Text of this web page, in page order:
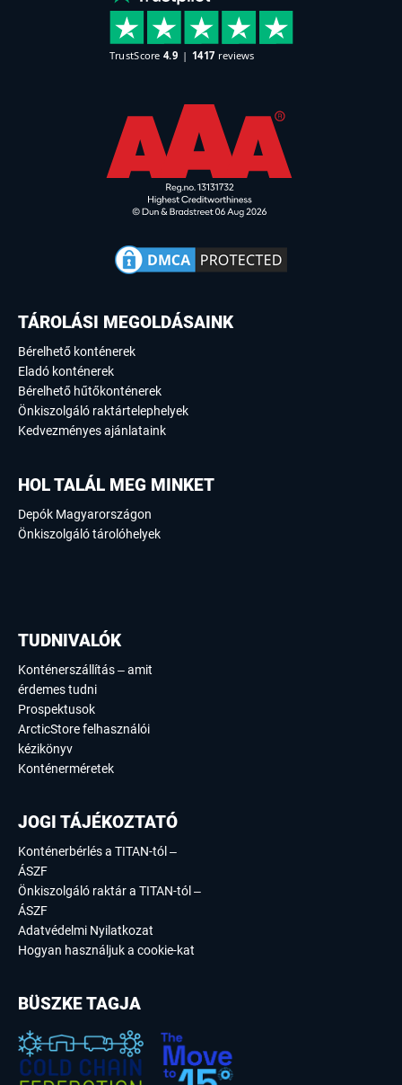
TÁROLÁSI MEGOLDÁSAINK
Bérelhető konténerek
Eladó konténerek
Bérelhető hűtőkonténerek
Önkiszolgáló raktártelephelyek
Kedvezményes ajánlataink
HOL TALÁL MEG MINKET
Depók Magyarországon
Önkiszolgáló tárolóhelyek
TUDNIVALÓK
Konténerszállítás – amit
érdemes tudni
Prospektusok
ArcticStore felhasználói
kézikönyv
Konténerméretek
JOGI TÁJÉKOZTATÓ
Konténerbérlés a TITAN-tól –
ÁSZF
Önkiszolgáló raktár a TITAN-tól –
ÁSZF
Adatvédelmi Nyilatkozat
Hogyan használjuk a cookie-kat
BÜSZKE TAGJA